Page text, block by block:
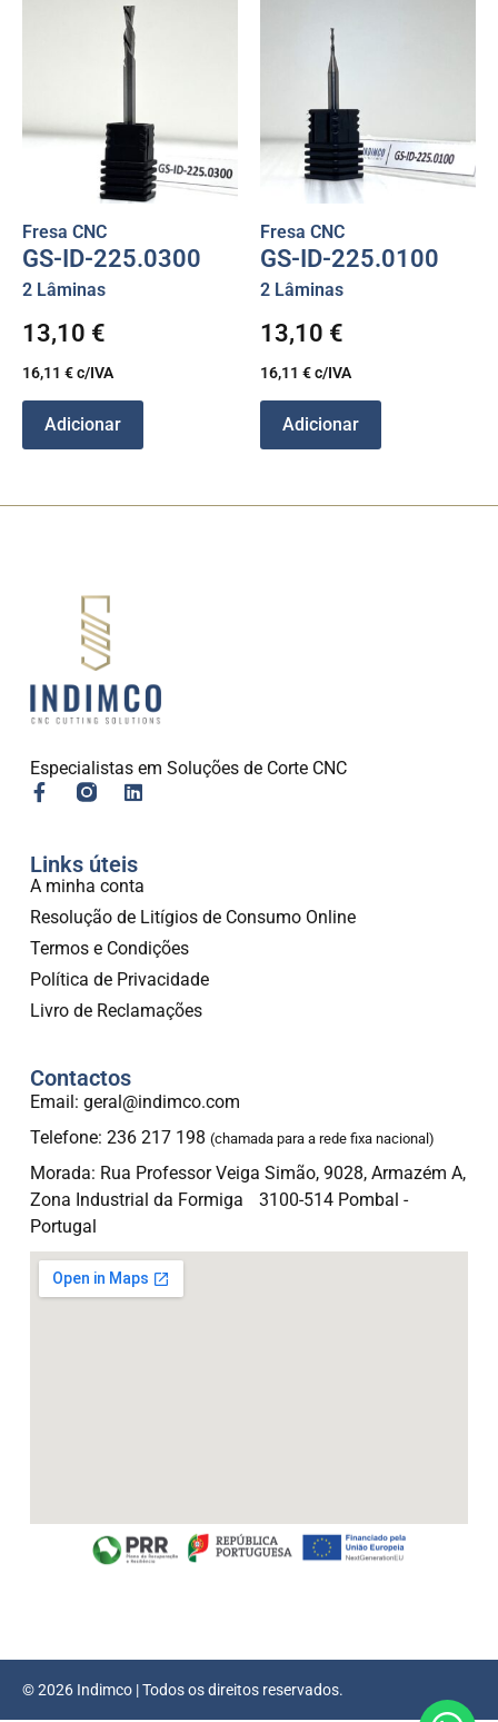
Fresa CNC
GS-ID-225.0300
2 Lâminas
13,10 €
16,11 €c/IVA
Adicionar
Fresa CNC
GS-ID-225.0100
2 Lâminas
13,10 €
16,11 €c/IVA
Adicionar
Especialistas em Soluções de Corte CNC
Links úteis
A minha conta
Resolução de Litígios de Consumo Online
Termos e Condições
Política de Privacidade
Livro de Reclamações
Contactos
Email: geral@indimco.com
Telefone: 236 217 198 (chamada para a rede fixa nacional)
Morada: Rua Professor Veiga Simão, 9028, Armazém A,
Zona Industrial da Formiga 3100-514 Pombal -
Portugal
© 2026 Indimco | Todos os direitos reservados.